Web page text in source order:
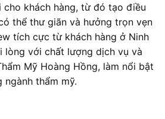
cho khách hàng, từ đó tạo điều
thể thư giãn và hưởng trọn vẹn
tích cực từ khách hàng ở Ninh
lòng với chất lượng dịch vụ và
Mỹ Hoàng Hồng, làm nổi bật
thẩm mỹ.